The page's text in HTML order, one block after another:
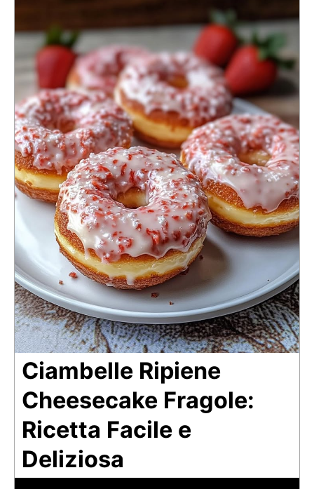
Ciambelle Ripiene
Cheesecake Fragole:
Ricetta Facile e
Deliziosa